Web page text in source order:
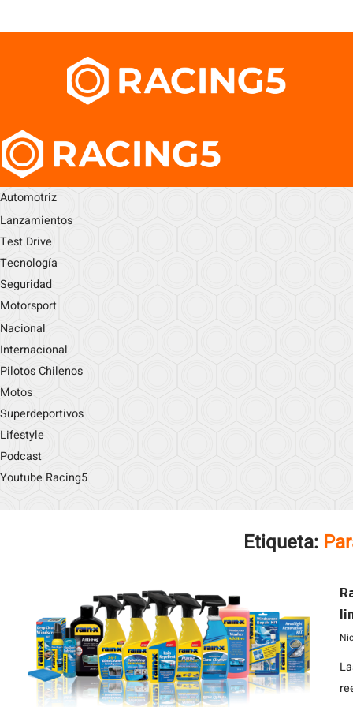
Automotriz
Lanzamientos
Test Drive
Tecnología
Seguridad
Motorsport
Nacional
Internacional
Pilotos Chilenos
Motos
Superdeportivos
Lifestyle
Podcast
Youtube Racing5
Etiqueta: